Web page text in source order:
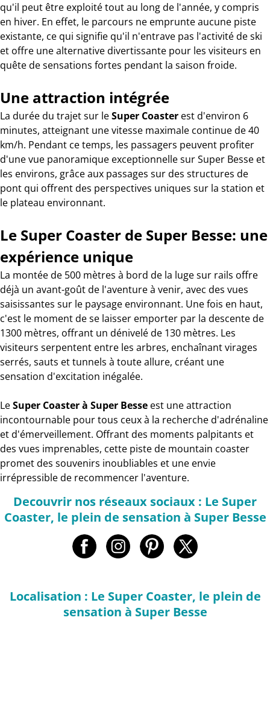
qu'il peut être exploité tout au long de l'année, y compris
en hiver. En effet, le parcours ne emprunte aucune piste
existante, ce qui signifie qu'il n'entrave pas l'activité de ski
et offre une alternative divertissante pour les visiteurs en
quête de sensations fortes pendant la saison froide.
Une attraction intégrée
La durée du trajet sur leSuper Coaster est d'environ 6
minutes, atteignant une vitesse maximale continue de 40
km/h. Pendant ce temps, les passagers peuvent profiter
d'une vue panoramique exceptionnelle sur Super Besse et
les environs, grâce aux passages sur des structures de
pont qui offrent des perspectives uniques sur la station et
le plateau environnant.
Le Super Coaster de Super Besse: une
expérience unique
La montée de 500 mètres à bord de la luge sur rails offre
déjà un avant-goût de l'aventure à venir, avec des vues
saisissantes sur le paysage environnant. Une fois en haut,
c'est le moment de se laisser emporter par la descente de
1300 mètres, offrant un dénivelé de 130 mètres. Les
visiteurs serpentent entre les arbres, enchaînant virages
serrés, sauts et tunnels à toute allure, créant une
sensation d'excitation inégalée.
LeSuper Coaster à Super Besse est une attraction
incontournable pour tous ceux à la recherche d'adrénaline
et d'émerveillement. Offrant des moments palpitants et
des vues imprenables, cette piste de mountain coaster
promet des souvenirs inoubliables et une envie
irrépressible de recommencer l'aventure.
Decouvrir nos réseaux sociaux : Le Super
Coaster, le plein de sensation à Super Besse
Localisation : Le Super Coaster, le plein de
sensation à Super Besse